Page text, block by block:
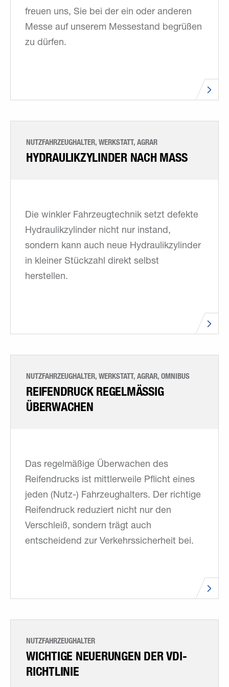
freuen uns, Sie bei der ein oder anderen
Messe auf unserem Messestand begrüßen
zu dürfen.
NUTZFAHRZEUGHALTER, WERKSTATT, AGRAR
HYDRAULIKZYLINDER NACH MASS
Die winkler Fahrzeugtechnik setzt defekte
Hydraulikzylinder nicht nur instand,
sondern kann auch neue Hydraulikzylinder
in kleiner Stückzahl direkt selbst
herstellen.
NUTZFAHRZEUGHALTER, WERKSTATT, AGRAR, OMNIBUS
REIFENDRUCK REGELMÄSSIG Ü
BERWACHEN
Das regelmäßige Überwachen des
Reifendrucks ist mittlerweile Pflicht eines
jeden (Nutz-) Fahrzeughalters. Der richtige
Reifendruck reduziert nicht nur den
Verschleiß, sondern trägt auch
entscheidend zur Verkehrssicherheit bei.
NUTZFAHRZEUGHALTER
WICHTIGE NEUERUNGEN DER VDI-
RICHTLINIE